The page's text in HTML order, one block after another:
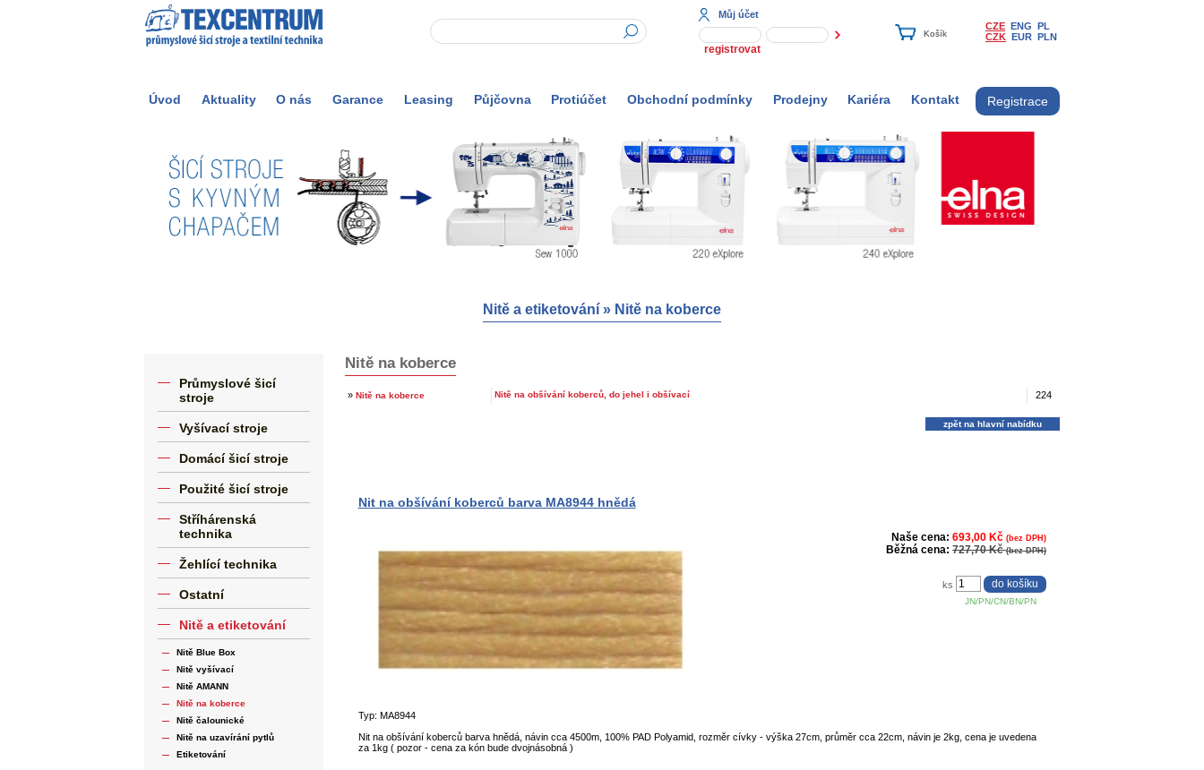
Můj účet
registrovat
CZE ENG PL
CZK EUR PLN
Úvod Aktuality O nás Garance Leasing Půjčovna Protiúčet Obchodní podmínky Prodejny Kariéra Kontakt Registrace
Nitě a etiketování » Nitě na koberce
Průmyslové šicí
stroje
Vyšívací stroje
Domácí šicí stroje
Použité šicí stroje
Stříhárenská
technika
Žehlící technika
Ostatní
Nitě a etiketování
Nitě Blue Box
Nitě vyšívací
Nitě AMANN
Nitě na koberce
Nitě čalounické
Nitě na uzavírání pytlů
Etiketování
Nitě na koberce
» Nitě na koberce Nitě na obšívání koberců, do jehel i obšívací 224
zpět na hlavní nabídku
Nit na obšívání koberců barva MA8944 hnědá
Naše cena: 693,00 Kč (bez DPH)
Běžná cena: 727,70 Kč(bez DPH)
JN/PN/CN/BN/PN
ks
Typ: MA8944
Nit na obšívání koberců barva hnědá, návin cca 4500m, 100% PAD Polyamid, rozměr cívky - výška 27cm, průměr cca 22cm, návin je 2kg, cena je uvedena
za 1kg ( pozor - cena za kón bude dvojnásobná )